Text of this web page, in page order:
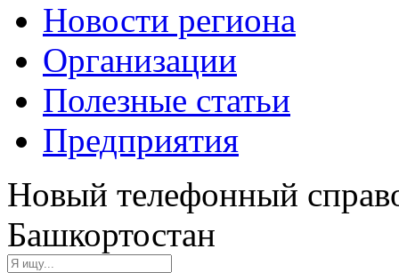
Новости региона
Организации
Полезные статьи
Предприятия
Новый телефонный
Башкортостан